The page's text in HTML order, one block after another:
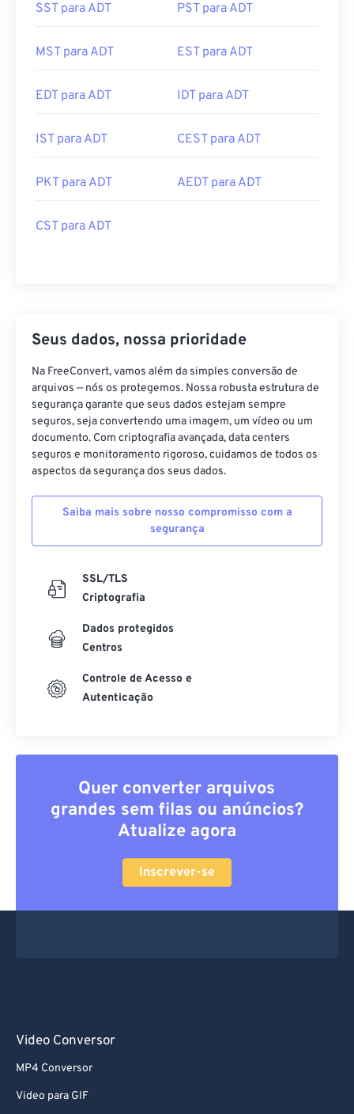
SST para ADT PST para ADT
MST para ADT EST para ADT
EDT para ADT IDT para ADT
IST para ADT CEST para ADT
PKT para ADT AEDT para ADT
CST para ADT
Seus dados, nossa prioridade
Na FreeConvert, vamos além da simples conversão de
arquivos — nós os protegemos. Nossa robusta estrutura de
segurança garante que seus dados estejam sempre
seguros, seja convertendo uma imagem, um vídeo ou um
documento. Com criptografia avançada, data centers
seguros e monitoramento rigoroso, cuidamos de todos os
aspectos da segurança dos seus dados.
Saiba mais sobre nosso compromisso com a
segurança
SSL/TLS
Criptografia
Dados protegidos
Centros
Controle de Acesso e
Autenticação
Quer converter arquivos
grandes sem filas ou anúncios?
Atualize agora
Inscrever-se
Video Conversor
MP4 Conversor
Video para GIF